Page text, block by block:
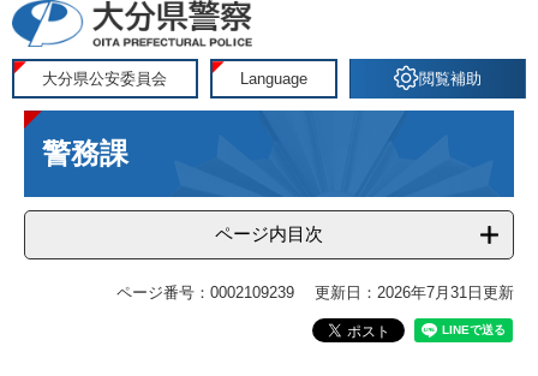
ペ
ジ
の
メ
ュ
ー
大分県公安委員会 Language 閲覧補助
本
文警務課
ページ内目次
ページ番号：0002109239 更新日：2026年7月31日更新